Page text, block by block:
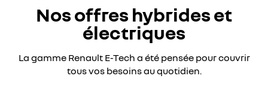
Nos offres hybrides et
électriques
La gamme Renault E-Tech a été pensée pour couvrir
tous vos besoins au quotidien.